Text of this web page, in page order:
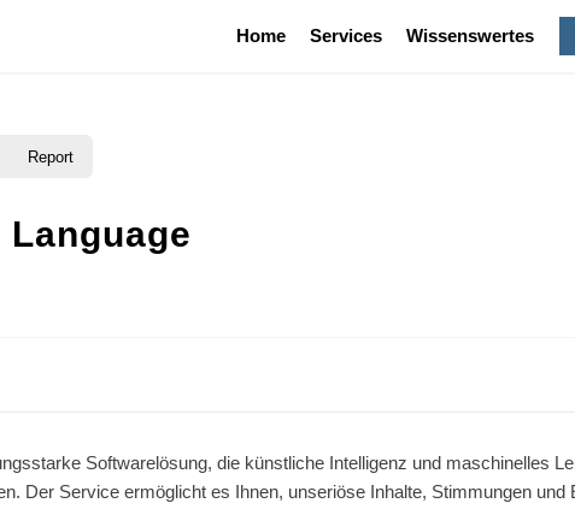
Home Services Wissenswertes
Report
Softwarelösung, die künstliche Intelligenz und maschinelles
Der Service ermöglicht es Ihnen, unseriöse Inhalte, Stimmungen und